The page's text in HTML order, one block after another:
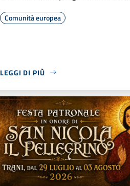
Comunità europea
LEGGI DI PIÙ